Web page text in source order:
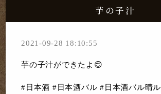
芋の子汁
2021-09-28 18:10:55
芋の子汁ができたよ😊
#日本酒 #日本酒バル #日本酒バル晴ル